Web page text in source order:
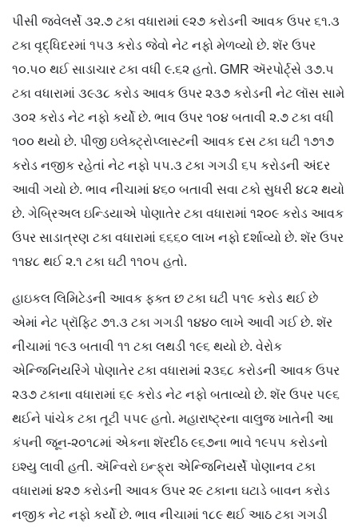
પીસી જ્વેલર્સે ૩૨.૭ ટકા વધારામાં ૯૨૭ કરોડની આવક ઉપર ૬૧.૩
ટકા વૃદ્ધિદરમાં ૧૫૩ કરોડ જેવો નેટ નફો મેળવ્યો છે. શૅર ઉપર
૧૦.૫૦ થઈ સાડાચાર ટકા વધી ૯.૬૨ હતો. GMR ઍરપોર્ટ્સે ૩૭.૫
ટકા વધારામાં ૩૯૩૮ કરોડ આવક ઉપર ૨૩૭ કરોડની નેટ લૉસ સામે
૩૦૨ કરોડ નેટ નફો કર્યો છે. ભાવ ઉપર ૧૦૪ બતાવી ૨.૭ ટકા વધી
૧૦૦ થયો છે. પીજી ઇલેક્ટ્રોપ્લાસ્ટની આવક દસ ટકા ઘટી ૧૭૧૭
કરોડ નજીક રહેતાં નેટ નફો ૫૫.૩ ટકા ગગડી ૬૫ કરોડની અંદર
આવી ગયો છે. ભાવ નીચામાં ૪૬૦ બતાવી સવા ટકો સુધરી ૪૮૨ થયો
છે. ગેબ્રિઅલ ઇન્ડિયાએ પોણાતેર ટકા વધારામાં ૧૨૦૯ કરોડ આવક
ઉપર સાડાત્રણ ટકા વધારામાં ૬૬૬૦ લાખ નફો દર્શાવ્યો છે. શૅર ઉપર
૧૧૪૮ થઈ ૨.૧ ટકા ઘટી ૧૧૦૫ હતો.
હાઇકલ લિમિટેડની આવક ફક્ત છ ટકા ઘટી ૫૧૯ કરોડ થઈ છે
એમાં નેટ પ્રૉફિટ ૭૧.૩ ટકા ગગડી ૧૪૪૦ લાખે આવી ગઈ છે. શૅર
નીચામાં ૧૯૩ બતાવી ૧૧ ટકા લથડી ૧૯૬ થયો છે. વેરોક
એન્જિનિયરિંગે પોણાતેર ટકા વધારામાં ૨૩૬૮ કરોડની આવક ઉપર
૨૩૭ ટકાના વધારામાં ૬૯ કરોડ નેટ નફો બતાવ્યો છે. શૅર ઉપર ૫૯૬
થઈને પાંચેક ટકા તૂટી ૫૫૯ હતો. મહારાષ્ટ્રના વાલુજ ખાતેની આ
કંપની જૂન-૨૦૧૮માં એકના શૅરદીઠ ૯૬૭ના ભાવે ૧૯૫૫ કરોડનો
ઇશ્યુ લાવી હતી. ઍન્વિરો ઇન્ફ્રા એન્જિનિયર્સે પોણાનવ ટકા
વધારામાં ૪૨૭ કરોડની આવક ઉપર ૨૯ ટકાના ઘટાડે બાવન કરોડ
નજીક નેટ નફો કર્યો છે. ભાવ નીચામાં ૧૮૯ થઈ આઠ ટકા ગગડી